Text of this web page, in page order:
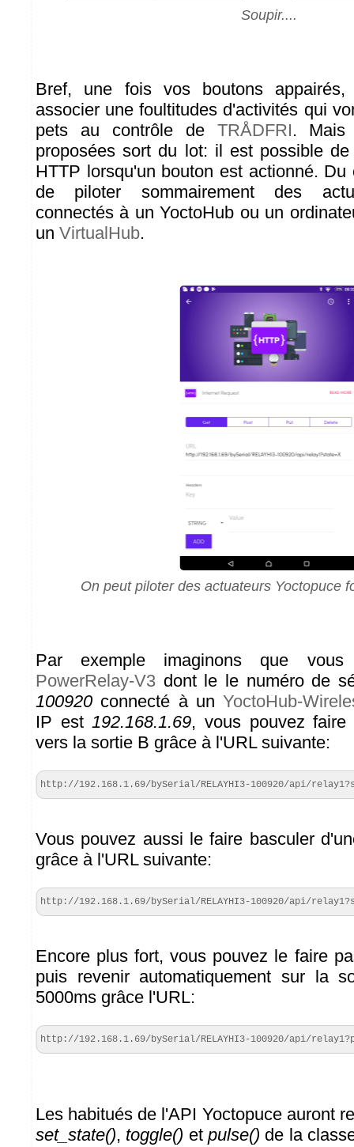
Soupir....
Bref, une fois vos boutons
associer une foultitudes d'activités qui
pets au contrôle de TRÅDFRI. Mais
proposées sort du lot: il est possible
HTTP lorsqu'un bouton est actionné.
de piloter sommairement des
connectés à un YoctoHub ou un
un VirtualHub.
On peut piloter des actuateurs Yoctopuce
Par exemple imaginons que
PowerRelay-V3 dont le le numéro de
100920 connecté à unYoctoHub-
IP est192.168.1.69, vous pouvez faire
vers la sortie B grâce à l'URL suivante:
http://192.168.1.69/bySerial/RELAYHI3-100920/api/
Vous pouvez aussi le faire basculer
grâce à l'URL suivante:
http://192.168.1.69/bySerial/RELAYHI3-100920/api/
Encore plus fort, vous pouvez le faire
puis revenir automatiquement sur la
5000ms grâce l'URL:
http://192.168.1.69/bySerial/RELAYHI3-100920/api/
Les habitués de l'API Yoctopuce auront
set_state(), toggle() etpulse() de la